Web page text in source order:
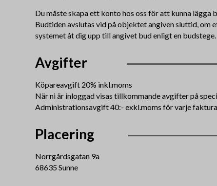
Du måste skapa ett konto hos oss för att kunna lägga
Budtiden avslutas vid på objektet angiven sluttid, om
systemet åt dig upp till angivet bud enligt en budstege.
Avgifter
Köpareavgift 20% inkl.moms
När ni är inloggad visas tillkommande avgifter på
Administrationsavgift 40:- exkl.moms för varje
Placering
Norrgårdsgatan 9a
68635 Sunne